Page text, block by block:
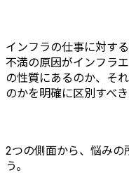
インフラの仕事に対す
不満の原因がインフラ
の性質にあるのか、そ
のかを明確に区別すべき
2つの側面から、悩みの
う。